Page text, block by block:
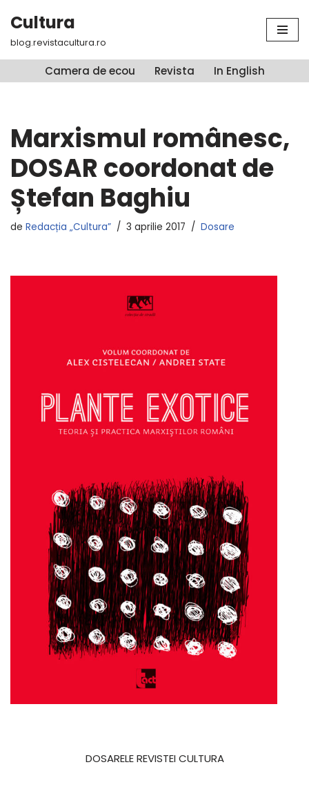
Sari
conținut
Cultura
blog.revistacultura.ro
Camera de ecou Revista In English
Marxismul românesc,
DOSAR coordonat de
Ștefan Baghiu
de Redacția „Cultura” 3 aprilie 2017 Dosare
DOSARELE REVISTEI CULTURA